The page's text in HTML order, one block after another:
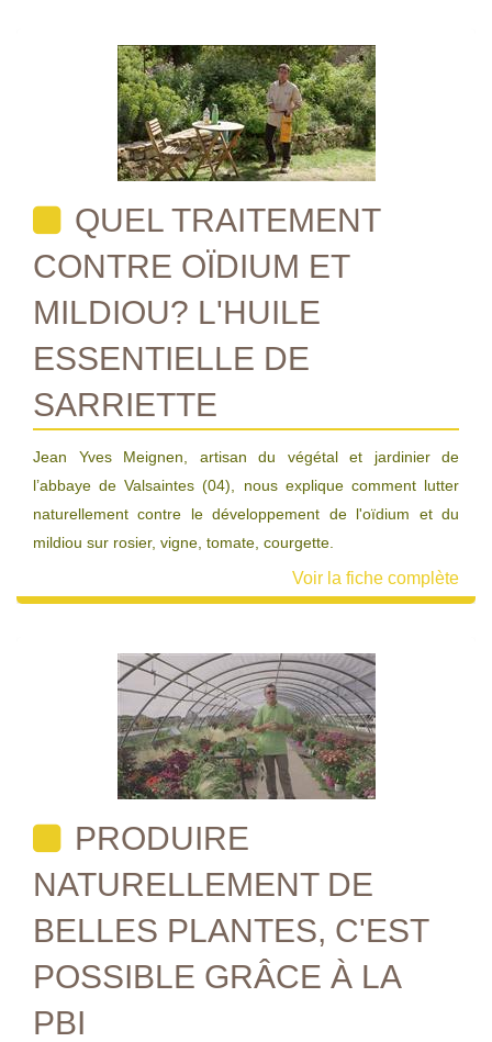
QUEL TRAITEMENT
CONTRE OÏDIUM ET
MILDIOU? L'HUILE
ESSENTIELLE DE
SARRIETTE
Jean Yves Meignen, artisan du végétal et jardinier de
l’abbaye de Valsaintes (04), nous explique comment lutter
naturellement contre le développement de l'oïdium et du
mildiou sur rosier, vigne, tomate, courgette.
Voir la fiche complète
PRODUIRE
NATURELLEMENT DE
BELLES PLANTES, C'EST
POSSIBLE GRÂCE À LA
PBI